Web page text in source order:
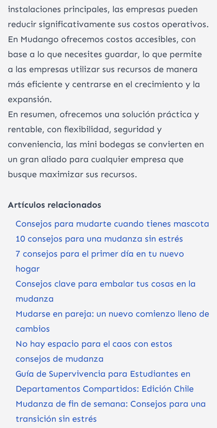
instalaciones principales, las empresas pueden
reducir significativamente sus costos operativos.
En Mudango ofrecemos costos accesibles, con
base a lo que necesites guardar, lo que permite
a las empresas utilizar sus recursos de manera
más eficiente y centrarse en el crecimiento y la
expansión.
En resumen, ofrecemos una solución práctica y
rentable, con flexibilidad, seguridad y
conveniencia, las mini bodegas se convierten en
un gran aliado para cualquier empresa que
busque maximizar sus recursos.
Artículos relacionados
Consejos para mudarte cuando tienes mascota
10 consejos para una mudanza sin estrés
7 consejos para el primer día en tu nuevo
hogar
Consejos clave para embalar tus cosas en la
mudanza
Mudarse en pareja: un nuevo comienzo lleno de
cambios
No hay espacio para el caos con estos
consejos de mudanza
Guía de Supervivencia para Estudiantes en
Departamentos Compartidos: Edición Chile
Mudanza de fin de semana: Consejos para una
transición sin estrés